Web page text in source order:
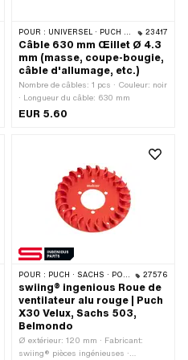
POUR : UNIVERSEL · PUCH · SACHS · PIAGGIO · ZÜNDAPP BELMONDO · SOLEX · KREIDLER 23417
Câble 630 mm Œillet Ø 4.3
mm (masse, coupe-bougie,
câble d'allumage, etc.)
Nombre de câbles: 1 pcs · Couleur: noir
· Longueur du câble: 630 mm
EUR 5.60
POUR : PUCH · SACHS · PONY / CILO (BÊTA 521 & 512) · ZÜNDAPP BELMONDO 27576
swiing® ingenious Roue de
ventilateur alu rouge | Puch
X30 Velux, Sachs 503,
Belmondo
Ø extérieur: 120 mm · Fabricant:
swiing® pièces ingénieuses ·